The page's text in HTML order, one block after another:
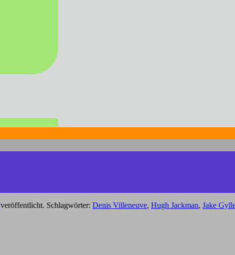
veröffentlicht. Schlagwörter: Denis Villeneuve, Hugh Jackman, Jake